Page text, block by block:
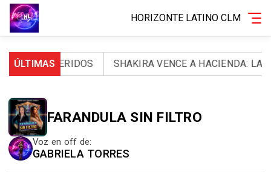
HORIZONTE LATINO CLM
ÚLTIMAS
Y 971 HERIDOS SHAKIRA VENCE A HACIENDA: LA
FARANDULA SIN FILTRO
Voz en off de:
GABRIELA TORRES